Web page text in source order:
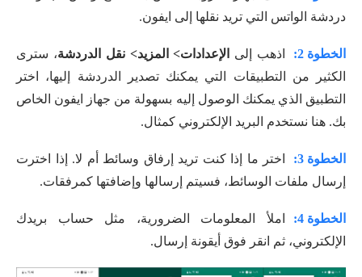
دردشة الواتس التي تريد نقلها إلى ايفون.
الخطوة 2: اذهب إلى الإعدادات> المزيد> نقل الدردشة، سترى
الكثير من التطبيقات التي يمكنك تصدير الدردشة إليها، اختر
التطبيق الذي يمكنك الوصول إليه بسهولة من جهاز ايفون الخاص
بك. هنا نستخدم البريد الإلكتروني كمثال.
الخطوة 3:
اختر ما إذا كنت تريد إرفاق وسائط أم لا. إذا اخترت
إرسال ملفات الوسائط، فسيتم إرسالها وإضافتها كمرفقات.
الخطوة 4:
املأ المعلومات الضرورية، مثل حساب بريدك
الإلكتروني، ثم انقر فوق أيقونة إرسال.